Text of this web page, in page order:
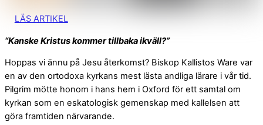
LÄS ARTIKEL
“Kanske Kristus kommer tillbaka ikväll?”
Hoppas vi ännu på Jesu återkomst? Biskop Kallistos Ware var
en av den ortodoxa kyrkans mest lästa andliga lärare i vår tid.
Pilgrim mötte honom i hans hem i Oxford för ett samtal om
kyrkan som en eskatologisk gemenskap med kallelsen att
göra framtiden närvarande.